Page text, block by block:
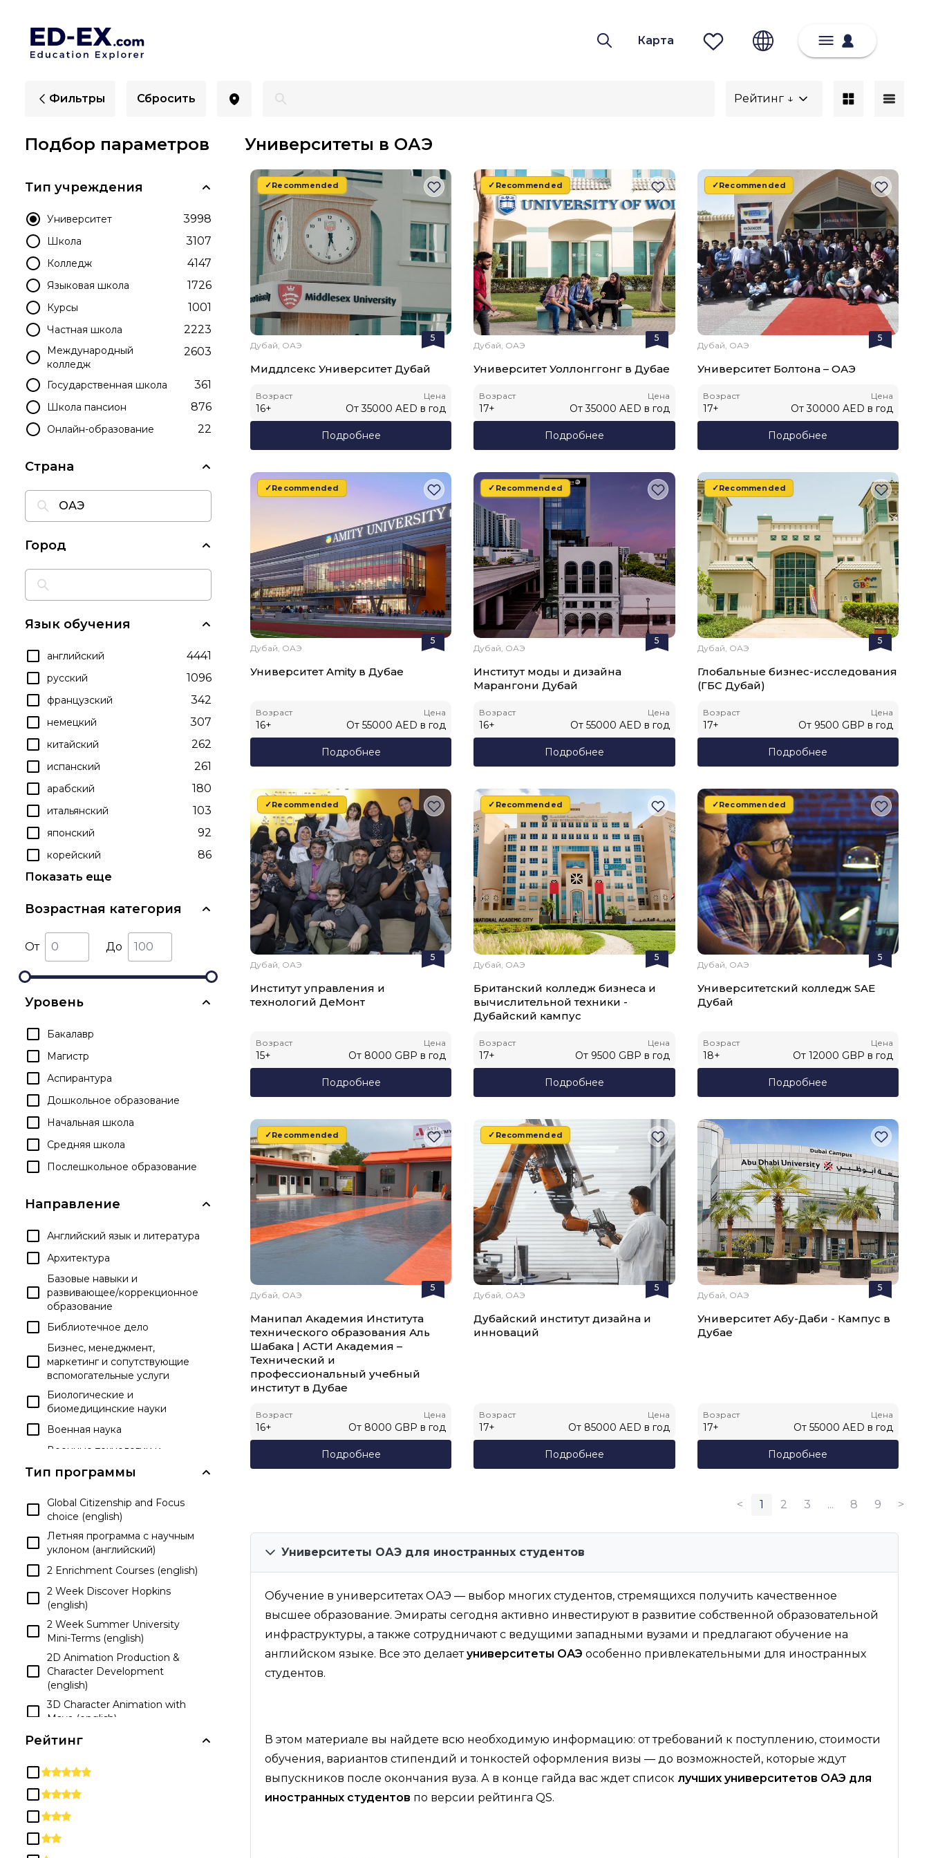
Карта
Фильтры Сбросить Рейтинг ↓
Подбор параметров
Тип учреждения
Университет 3998
Школа 3107
Колледж 4147
Языковая школа 1726
Курсы 1001
Частная школа 2223
Международный
колледж
2603
Государственная школа 361
Школа пансион 876
Онлайн-образование 22
Страна
Город
Язык обучения
английский 4441
русский 1096
французский 342
немецкий 307
китайский 262
испанский 261
арабский 180
итальянский 103
японский 92
корейский
86
Показать еще
Возрастная категория
От До
Уровень
Бакалавр
Магистр
Аспирантура
Дошкольное образование
Начальная школа
Средняя школа
Послешкольное образование
Направление
Английский язык и литература
Архитектура
Базовые навыки и
развивающее/коррекционное
образование
Библиотечное дело
Бизнес, менеджмент,
маркетинг и сопутствующие
вспомогательные услуги
Биологические и
биомедицинские науки
Военная наука
Военные технологии и
Дипломы и аттестаты о
среднем образовании
Досуг и развлекательные
мероприятия
Знания и навыки, связанные
со здоровьем
Инженерное искусство
Инженерные технологии и
области, связанные с
инженерным делом
Иностранные языки,
литература и лингвистика
История
технологии/Технические
поддержки
Коммуникация, журналистика
программы
Компьютерные и
Тип программы
Global Citizenship and Focus
choice (english)
Летняя программа с научным
уклоном (английский)
2 Enrichment Courses (english)
2 Week Discover Hopkins
(english)
2 Week Summer University
Mini-Terms (english)
2D Animation Production &
Character Development
(english)
3D Character Animation with
Maya (english)
3D Modeling & Animation
3D Modeling: Character Design
with Autodesk Maya (english)
3D Printing and Modeling with
Рейтинг
Университеты в ОАЭ
Recommended
5
Дубай, ОАЭ
Миддлсекс Университет Дубай
Возраст
16+
Цена
От 35000 AED в год
Подробнее
Recommended
5
Дубай, ОАЭ
Университет Уоллонггонг в Дубае
Возраст
17+
Цена
От 35000 AED в год
Подробнее
Recommended
5
Дубай, ОАЭ
Университет Болтона – ОАЭ
Возраст
17+
Цена
От 30000 AED в год
Подробнее
Recommended
5
Дубай, ОАЭ
Университет Amity в Дубае
Возраст
16+
Цена
От 55000 AED в год
Подробнее
Recommended
5
Дубай, ОАЭ
Институт моды и дизайна
Марангони Дубай
Возраст
16+
Цена
От 55000 AED в год
Подробнее
Recommended
5
Дубай, ОАЭ
Глобальные бизнес-исследования
(ГБС Дубай)
Возраст
17+
Цена
От 9500 GBP в год
Подробнее
Recommended
5
Дубай, ОАЭ
Институт управления и
технологий ДеМонт
Возраст
15+
Цена
От 8000 GBP в год
Подробнее
Recommended
5
Дубай, ОАЭ
Британский колледж бизнеса и
вычислительной техники -
Дубайский кампус
Возраст
17+
Цена
От 9500 GBP в год
Подробнее
Recommended
5
Дубай, ОАЭ
Университетский колледж SAE
Дубай
Возраст
18+
Цена
От 12000 GBP в год
Подробнее
Recommended
5
Дубай, ОАЭ
Манипал Академия Института
технического образования Аль
Шабака | АСТИ Академия –
Технический и
профессиональный учебный
институт в Дубае
Возраст
16+
Цена
От 8000 GBP в год
Подробнее
Recommended
5
Дубай, ОАЭ
Дубайский институт дизайна и
инноваций
Возраст
17+
Цена
От 85000 AED в год
Подробнее
5
Дубай, ОАЭ
Университет Абу-Даби - Кампус в
Дубае
Возраст
17+
Цена
От 55000 AED в год
Подробнее
< 1 2 3 ... 8 9 >
Университеты ОАЭ для иностранных студентов
Обучение в университетах ОАЭ — выбор многих студентов, стремящихся получить качественное
высшее образование. Эмираты сегодня активно инвестируют в развитие собственной образовательной
инфраструктуры, а также сотрудничают с ведущими западными вузами и предлагают обучение на
английском языке. Все это делаетуниверситеты ОАЭ особенно привлекательными для иностранных
студентов.
В этом материале вы найдете всю необходимую информацию: от требований к поступлению, стоимости
обучения, вариантов стипендий и тонкостей оформления визы — до возможностей, которые ждут
выпускников после окончания вуза. А в конце гайда вас ждет список лучших университетов ОАЭ для
иностранных студентов по версии рейтинга QS.